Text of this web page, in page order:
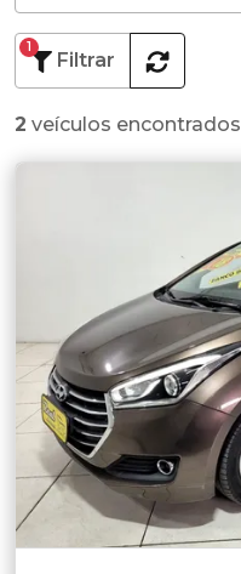
Filtrar
1
2 veículos encontrados